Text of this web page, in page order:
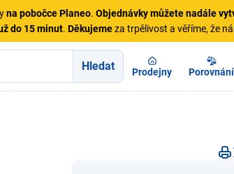
na pobočce Planeo. Objednávkymůžete nadále
do 15 minut. Děkujemeza trpělivost a věříme, že
Hledat Prodejny Porovnání